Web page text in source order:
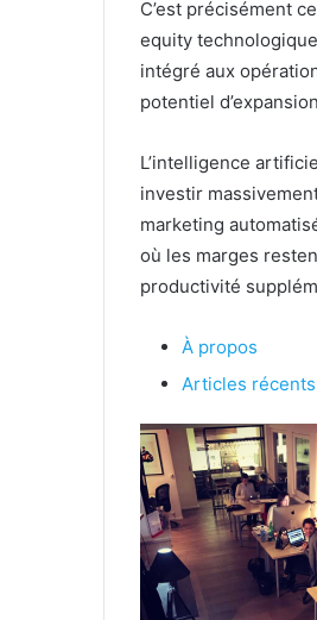
C’est précisément
equity
intégré aux
potentiel
L’intelligence
investir
marketing
où les marges
productivité
À propos
Articles récents